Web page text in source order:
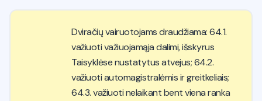
Dviračių vairuotojams draudžiama: 64.1.
važiuoti važiuojamąja dalimi, išskyrus
Taisyklėse nustatytus atvejus; 64.2.
važiuoti automagistralėmis ir greitkeliais;
64.3. važiuoti nelaikant bent viena ranka